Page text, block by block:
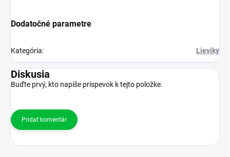
Dodatočné parametre
Kategória: Lieviky
Diskusia
Buďte prvý, kto napíše príspevok k tejto položke.
Pridať komentár